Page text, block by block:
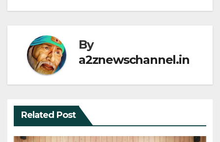
By
a2znewschannel.in
Related Post